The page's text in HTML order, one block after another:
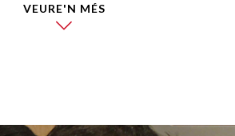
VEURE'N MÉS